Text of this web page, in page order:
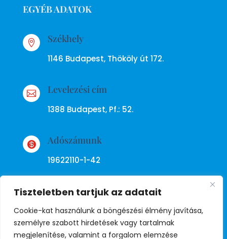
Tiszteletben tartjuk az adatait
Cookie-kat használunk a böngészési élmény javítása,
személyre szabott hirdetések vagy tartalmak
megjelenítése, valamint a forgalom elemzése
EGYÉB ADATOK
 Székhely
1146 Budapest, Thököly út 172.
 Levelezési cím
1388 Budapest, Pf.: 52.
 Adószámunk
19622110-1-42
Adatkezelési tájékoztató